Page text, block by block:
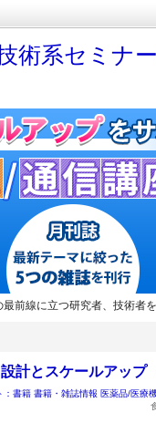
術系セミナ
前線に立つ研究者、技術者
計とスケールアップ
：書籍 書籍・雑誌情報 医薬品/医療